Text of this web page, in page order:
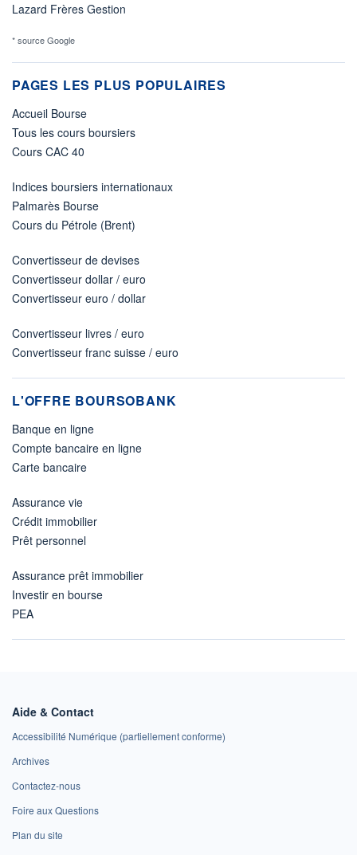
Lazard Frères Gestion
* source Google
PAGES LES PLUS POPULAIRES
Accueil Bourse
Tous les cours boursiers
Cours CAC 40
Indices boursiers internationaux
Palmarès Bourse
Cours du Pétrole (Brent)
Convertisseur de devises
Convertisseur dollar / euro
Convertisseur euro / dollar
Convertisseur livres / euro
Convertisseur franc suisse / euro
L'OFFRE BOURSOBANK
Banque en ligne
Compte bancaire en ligne
Carte bancaire
Assurance vie
Crédit immobilier
Prêt personnel
Assurance prêt immobilier
Investir en bourse
PEA
Aide & Contact
Accessibilité Numérique (partiellement conforme)
Archives
Contactez-nous
Foire aux Questions
Plan du site